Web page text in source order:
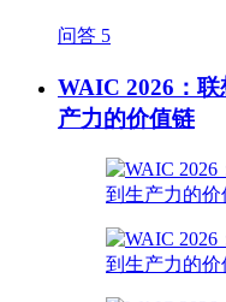
问答 5
WAIC 2026：
产力的价值链